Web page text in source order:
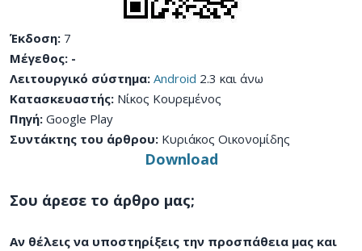
Έκδοση: 7
Μέγεθος: -
Λειτουργικό σύστημα: Android 2.3 και άνω
Κατασκευαστής: Νίκος Κουρεμένος
Πηγή: Google Play
Συντάκτης του άρθρου: Κυριάκος Οικονομίδης
Download
Σου άρεσε το άρθρο μας;
Αν θέλεις να υποστηρίξεις την προσπάθεια μας και